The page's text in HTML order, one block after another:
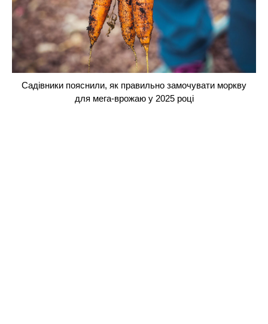
Садівники пояснили, як правильно замочувати моркву
для мега-врожаю у 2025 році